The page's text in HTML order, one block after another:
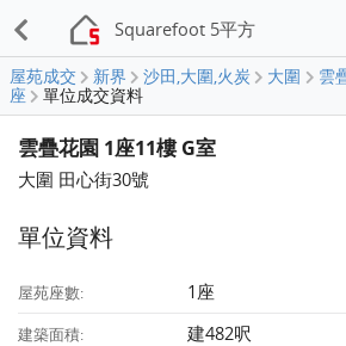
Squarefoot 5平方
屋苑成交 新界 沙田,大圍,火炭 大圍 雲
座
單位成交資料
雲疊花園 1座11樓 G室
大圍 田心街30號
單位資料
屋苑座數: 1座
建築面積: 建482呎